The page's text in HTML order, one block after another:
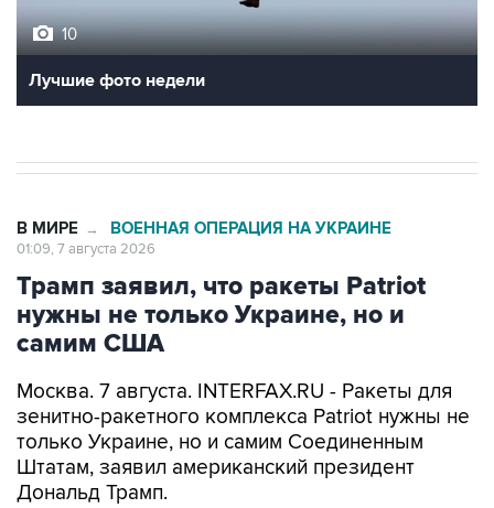
10
Лучшие фото недели
В МИРЕ → ВОЕННАЯ ОПЕРАЦИЯ НА УКРАИНЕ
01:09, 7 августа 2026
Трамп заявил, что ракеты Patriot
нужны не только Украине, но и
самим США
Москва. 7 августа. INTERFAX.RU - Ракеты для
зенитно-ракетного комплекса Patriot нужны не
только Украине, но и самим Соединенным
Штатам, заявил американский президент
Дональд Трамп.